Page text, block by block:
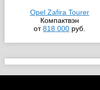
Opel Zafira Tourer
Компактвэн
от818 000 руб.